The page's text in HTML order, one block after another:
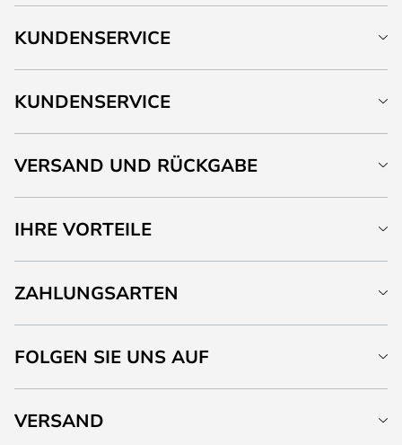
KUNDENSERVICE
KUNDENSERVICE
VERSAND UND RÜCKGABE
IHRE VORTEILE
ZAHLUNGSARTEN
FOLGEN SIE UNS AUF
VERSAND